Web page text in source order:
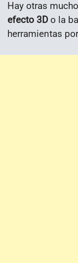
Hay otras
efecto 3Do la
herramientas